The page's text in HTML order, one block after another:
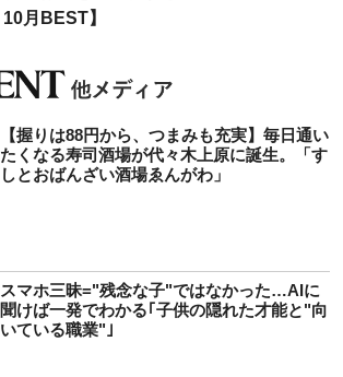
10月BEST】
【握りは88円から、つまみも充実】毎日通い
たくなる寿司酒場が代々木上原に誕生。「す
しとおばんざい酒場ゑんがわ」
スマホ三昧="残念な子"ではなかった…AIに
聞けば一発でわかる｢子供の隠れた才能と"向
いている職業"｣